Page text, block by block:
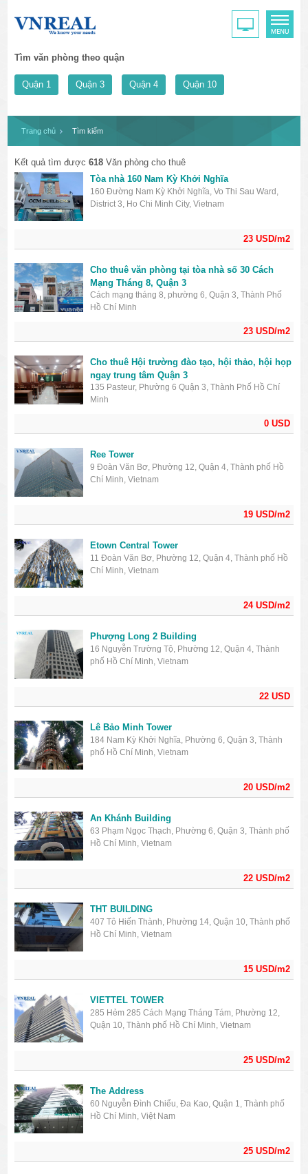
Tìm văn phòng theo quận
Quận 1 Quận 3 Quận 4 Quận 10
Trang chủ Tìm kiếm
Kết quả tìm được618 Văn phòng cho thuê
23 USD/m2
Tòa nhà 160 Nam Kỳ Khởi Nghĩa
160 Đường Nam Kỳ Khởi Nghĩa, Vo Thi Sau Ward,
District 3, Ho Chi Minh City, Vietnam
23 USD/m2
Cho thuê văn phòng tại tòa nhà số 30 Cách
Mạng Tháng 8, Quận 3
Cách mạng tháng 8, phường 6, Quận 3, Thành Phố
Hồ Chí Minh
0 USD
Cho thuê Hội trường đào tạo, hội thảo, hội họp
ngay trung tâm Quận 3
135 Pasteur, Phường 6 Quận 3, Thành Phố Hồ Chí
Minh
19 USD/m2
Ree Tower
9 Đoàn Văn Bơ, Phường 12, Quận 4, Thành phố Hồ
Chí Minh, Vietnam
24 USD/m2
Etown Central Tower
11 Đoàn Văn Bơ, Phường 12, Quận 4, Thành phố Hồ
Chí Minh, Vietnam
22 USD
Phượng Long 2 Building
16 Nguyễn Trường Tộ, Phường 12, Quận 4, Thành
phố Hồ Chí Minh, Vietnam
20 USD/m2
Lê Bảo Minh Tower
184 Nam Kỳ Khởi Nghĩa, Phường 6, Quận 3, Thành
phố Hồ Chí Minh, Vietnam
22 USD/m2
An Khánh Building
63 Phạm Ngọc Thạch, Phường 6, Quận 3, Thành phố
Hồ Chí Minh, Vietnam
15 USD/m2
THT BUILDING
407 Tô Hiến Thành, Phường 14, Quận 10, Thành phố
Hồ Chí Minh, Vietnam
25 USD/m2
VIETTEL TOWER
285 Hẻm 285 Cách Mạng Tháng Tám, Phường 12,
Quận 10, Thành phố Hồ Chí Minh, Vietnam
25 USD/m2
The Address
60 Nguyễn Đình Chiểu, Đa Kao, Quận 1, Thành phố
Hồ Chí Minh, Việt Nam